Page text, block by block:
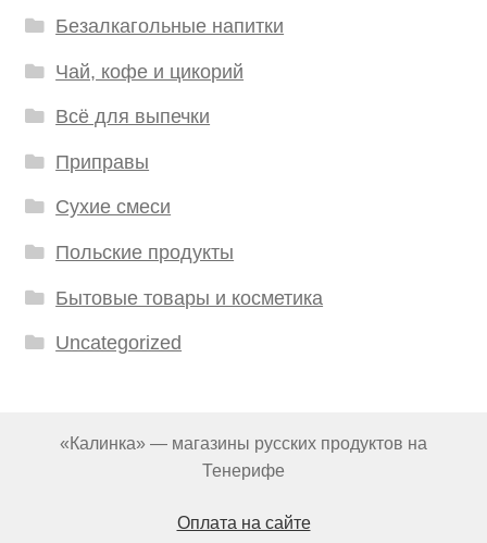
Безалкагольные напитки
Чай, кофе и цикорий
Всё для выпечки
Приправы
Сухие смеси
Польские продукты
Бытовые товары и косметика
Uncategorized
«Калинка» — магазины русских продуктов на
Тенерифе
Оплата на сайте